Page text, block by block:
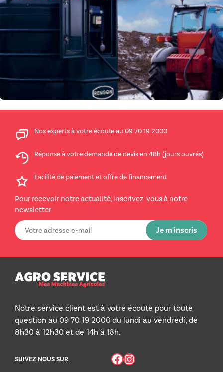
Nos experts à votre écoute au 09 70 19 2000
Réponse à votre demande de devis en 48h (jours ouvrés)
Facilité de paiement et offre de financement
Pour recevoir notre actualité, inscrivez-vous à notre
newsletter
Notre service client est à votre écoute pour toute
question au 09 70 19 2000 du lundi au vendredi, de
8h30 à 12h30 et de 14h à 18h.
SUIVEZ-NOUS SUR Facebook Instagram